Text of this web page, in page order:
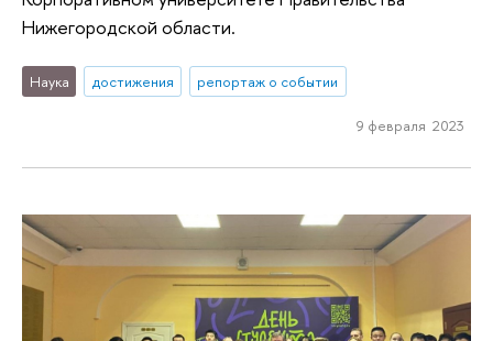
Нижегородской области.
Наука достижения репортаж о событии
9 февраля 2023